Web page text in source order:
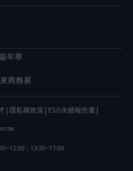
年華
商務展
| 隱私權政策 | ESG永續報告書 |
；13:30~17:00